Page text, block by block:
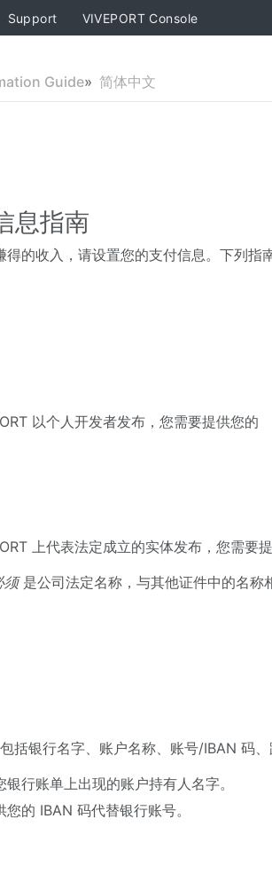
Support VIVEPORT Console
Guide 简体中文
息指南
得的收入，请设置您的支付信息。下列
以个人开发者发布，您需要提供您的
上代表法定成立的实体发布，您需要
须 是公司法定名称，与其他证件中的名称
括银行名字、账户名称、账号/IBAN 码
行账单上出现的账户持有人名字。
的 IBAN 码代替银行账号。